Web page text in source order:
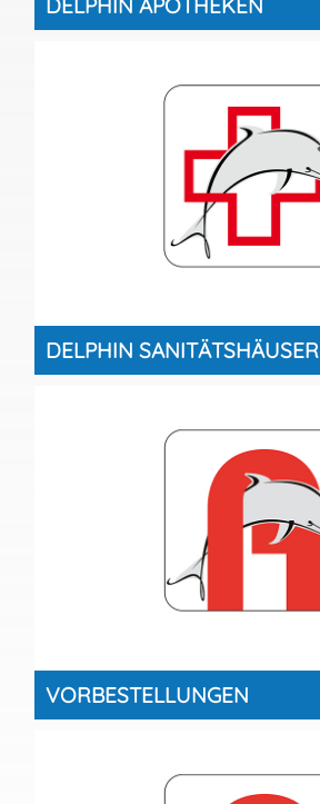
DELPHIN APOTHEKEN
DELPHIN SANITÄTSHÄUSER
VORBESTELLUNGEN